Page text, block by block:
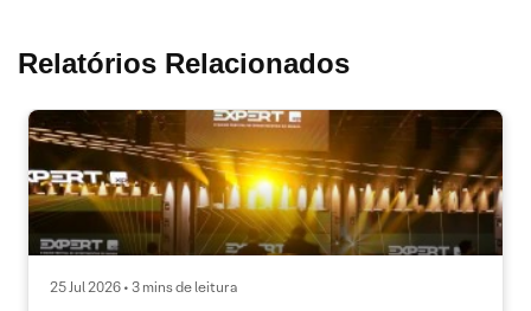
Relatórios Relacionados
25 Jul 2026 • 3 mins de leitura